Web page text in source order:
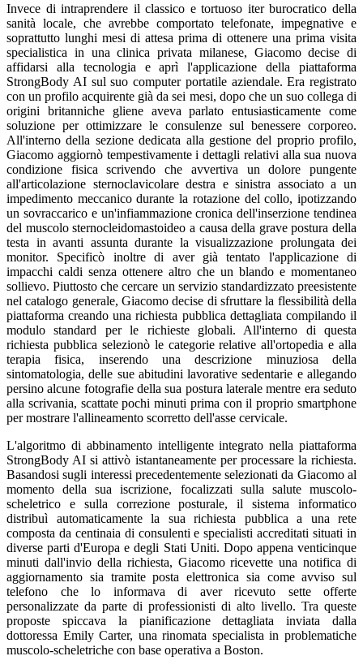
Invece di intraprendere il classico e tortuoso iter burocratico della
sanità locale, che avrebbe comportato telefonate, impegnative e
soprattutto lunghi mesi di attesa prima di ottenere una prima visita
specialistica in una clinica privata milanese, Giacomo decise di
affidarsi alla tecnologia e aprì l'applicazione della piattaforma
StrongBody AI sul suo computer portatile aziendale. Era registrato
con un profilo acquirente già da sei mesi, dopo che un suo collega di
origini britanniche gliene aveva parlato entusiasticamente come
soluzione per ottimizzare le consulenze sul benessere corporeo.
All'interno della sezione dedicata alla gestione del proprio profilo,
Giacomo aggiornò tempestivamente i dettagli relativi alla sua nuova
condizione fisica scrivendo che avvertiva un dolore pungente
all'articolazione sternoclavicolare destra e sinistra associato a un
impedimento meccanico durante la rotazione del collo, ipotizzando
un sovraccarico e un'infiammazione cronica dell'inserzione tendinea
del muscolo sternocleidomastoideo a causa della grave postura della
testa in avanti assunta durante la visualizzazione prolungata dei
monitor. Specificò inoltre di aver già tentato l'applicazione di
impacchi caldi senza ottenere altro che un blando e momentaneo
sollievo. Piuttosto che cercare un servizio standardizzato preesistente
nel catalogo generale, Giacomo decise di sfruttare la flessibilità della
piattaforma creando una richiesta pubblica dettagliata compilando il
modulo standard per le richieste globali. All'interno di questa
richiesta pubblica selezionò le categorie relative all'ortopedia e alla
terapia fisica, inserendo una descrizione minuziosa della
sintomatologia, delle sue abitudini lavorative sedentarie e allegando
persino alcune fotografie della sua postura laterale mentre era seduto
alla scrivania, scattate pochi minuti prima con il proprio smartphone
per mostrare l'allineamento scorretto dell'asse cervicale.
L'algoritmo di abbinamento intelligente integrato nella piattaforma
StrongBody AI si attivò istantaneamente per processare la richiesta.
Basandosi sugli interessi precedentemente selezionati da Giacomo al
momento della sua iscrizione, focalizzati sulla salute muscolo-
scheletrico e sulla correzione posturale, il sistema informatico
distribuì automaticamente la sua richiesta pubblica a una rete
composta da centinaia di consulenti e specialisti accreditati situati in
diverse parti d'Europa e degli Stati Uniti. Dopo appena venticinque
minuti dall'invio della richiesta, Giacomo ricevette una notifica di
aggiornamento sia tramite posta elettronica sia come avviso sul
telefono che lo informava di aver ricevuto sette offerte
personalizzate da parte di professionisti di alto livello. Tra queste
proposte spiccava la pianificazione dettagliata inviata dalla
dottoressa Emily Carter, una rinomata specialista in problematiche
muscolo-scheletriche con base operativa a Boston.